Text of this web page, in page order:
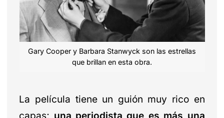
Gary Cooper y Barbara Stanwyck son las estrellas
que brillan en esta obra.
La película tiene un guión muy rico en
capas; una periodista que es más una